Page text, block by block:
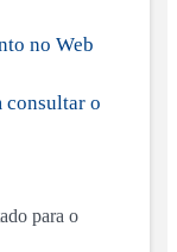
no Web
consultar o
para o